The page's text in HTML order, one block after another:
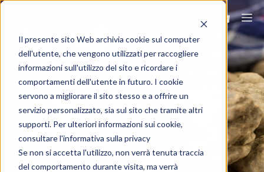
Il presente sito Web archivia cookie sul computer
dell'utente, che vengono utilizzati per raccogliere
informazioni sull'utilizzo del sito e ricordare i
comportamenti dell'utente in futuro. I cookie
servono a migliorare il sito stesso e a offrire un
servizio personalizzato, sia sul sito che tramite altri
supporti. Per ulteriori informazioni sui cookie,
consultare l'informativa sulla privacy
Se non si accetta l'utilizzo, non verrà tenuta traccia
del comportamento durante visita, ma verrà
ALBA – FIERA DEL
TARTUFO – DA
TREVIGLIO